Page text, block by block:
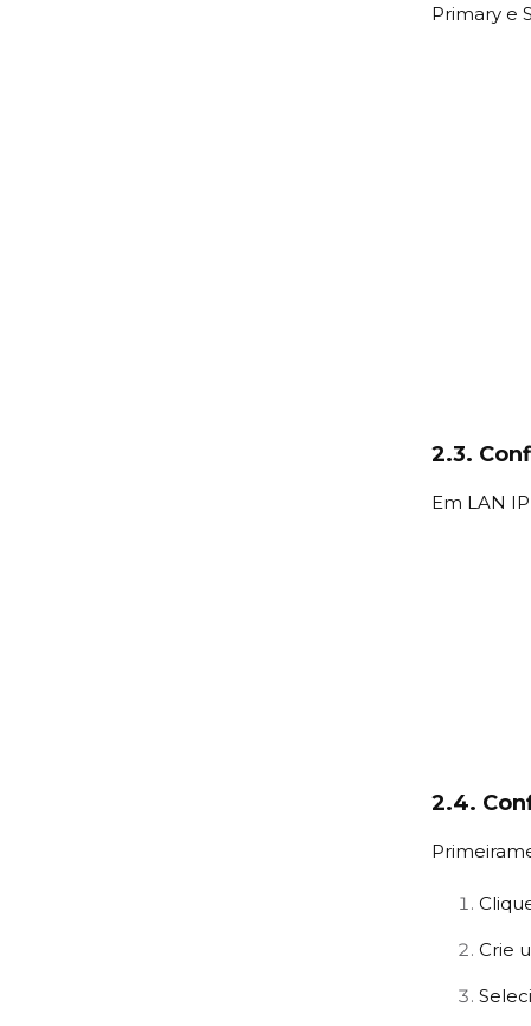
Primary e
2.3.
Em LAN
2.4.
Crie